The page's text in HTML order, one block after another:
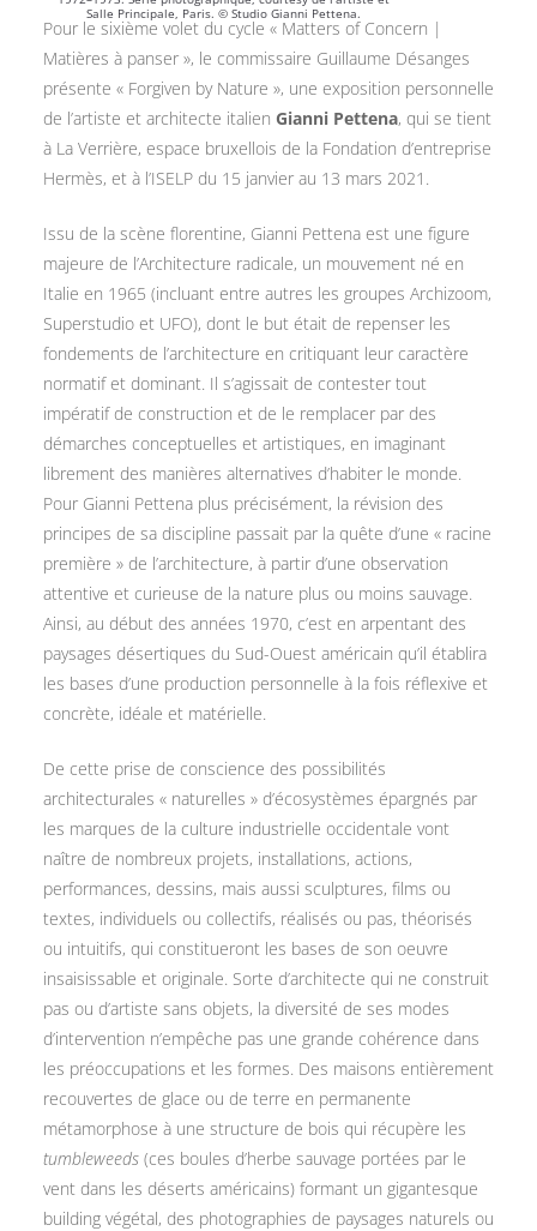
Salle Principale, Paris. © Studio Gianni Pettena.
Pour le sixième volet du cycle « Matters of Concern |
Matières à panser », le commissaire Guillaume Désanges
présente « Forgiven by Nature », une exposition personnelle
de l’artiste et architecte italien Gianni Pettena, qui se tient
à La Verrière, espace bruxellois de la Fondation d’entreprise
Hermès, et à l’ISELP du 15 janvier au 13 mars 2021.
Issu de la scène florentine, Gianni Pettena est une figure
majeure de l’Architecture radicale, un mouvement né en
Italie en 1965 (incluant entre autres les groupes Archizoom,
Superstudio et UFO), dont le but était de repenser les
fondements de l’architecture en critiquant leur caractère
normatif et dominant. Il s’agissait de contester tout
impératif de construction et de le remplacer par des
démarches conceptuelles et artistiques, en imaginant
librement des manières alternatives d’habiter le monde.
Pour Gianni Pettena plus précisément, la révision des
principes de sa discipline passait par la quête d’une « racine
première » de l’architecture, à partir d’une observation
attentive et curieuse de la nature plus ou moins sauvage.
Ainsi, au début des années 1970, c’est en arpentant des
paysages désertiques du Sud-Ouest américain qu’il établira
les bases d’une production personnelle à la fois réflexive et
concrète, idéale et matérielle.
De cette prise de conscience des possibilités
architecturales « naturelles » d’écosystèmes épargnés par
les marques de la culture industrielle occidentale vont
naître de nombreux projets, installations, actions,
performances, dessins, mais aussi sculptures, films ou
textes, individuels ou collectifs, réalisés ou pas, théorisés
ou intuitifs, qui constitueront les bases de son oeuvre
insaisissable et originale. Sorte d’architecte qui ne construit
pas ou d’artiste sans objets, la diversité de ses modes
d’intervention n’empêche pas une grande cohérence dans
les préoccupations et les formes. Des maisons entièrement
recouvertes de glace ou de terre en permanente
métamorphose à une structure de bois qui récupère les
tumbleweeds (ces boules d’herbe sauvage portées par le
vent dans les déserts américains) formant un gigantesque
building végétal, des photographies de paysages naturels ou